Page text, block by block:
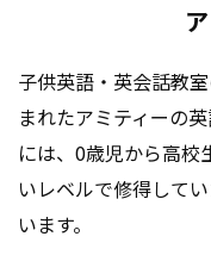
子供英語・英会話教
まれたアミティーの
には、 0歳児から高校
いレベルで修得して
います。